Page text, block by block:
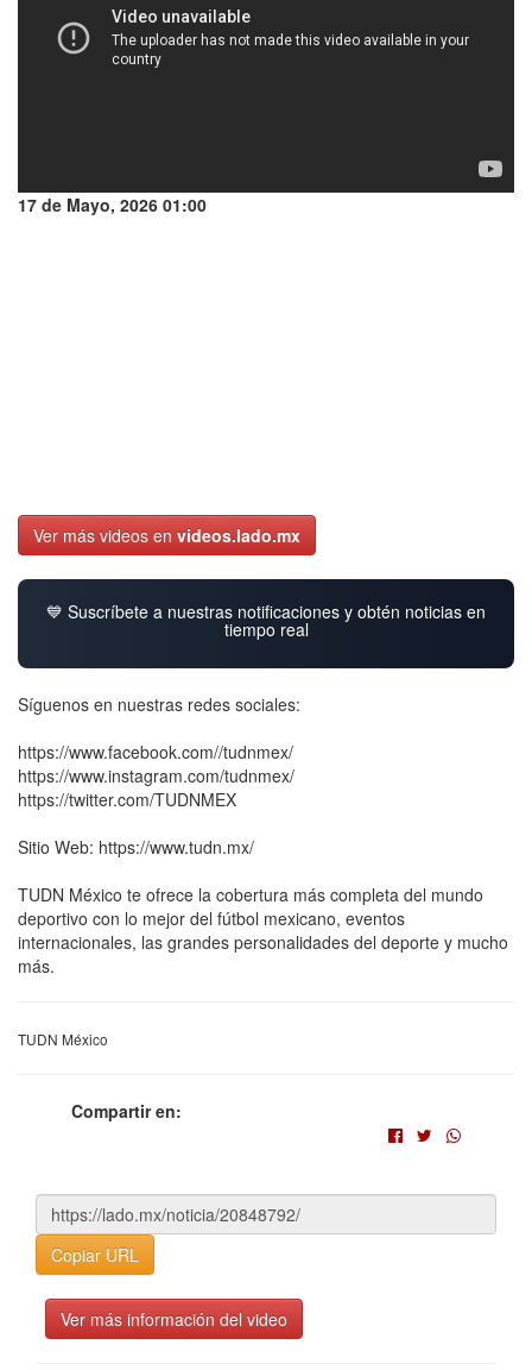
17 de Mayo, 2026 01:00
Ver más videos en videos.lado.mx
💙 Suscríbete a nuestras notificaciones y obtén noticias en
tiempo real
Síguenos en nuestras redes sociales:
https://www.facebook.com//tudnmex/
https://www.instagram.com/tudnmex/
https://twitter.com/TUDNMEX
Sitio Web: https://www.tudn.mx/
TUDN México te ofrece la cobertura más completa del mundo
deportivo con lo mejor del fútbol mexicano, eventos
internacionales, las grandes personalidades del deporte y mucho
más.
TUDN México
Compartir en:
Copiar URL
Ver más información del video